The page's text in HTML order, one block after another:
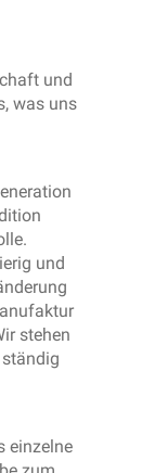
und
was uns
und
stehen
einzelne